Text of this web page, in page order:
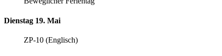
Dienstag 19. Mai
ZP-10 (Englisch)